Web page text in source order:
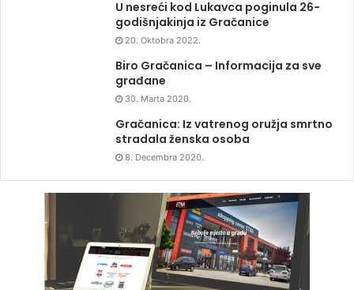
U nesreći kod Lukavca poginula 26-
godišnjakinja iz Gračanice
20. Oktobra 2022.
Biro Gračanica – Informacija za sve
građane
30. Marta 2020.
Gračanica: Iz vatrenog oružja smrtno
stradala ženska osoba
8. Decembra 2020.